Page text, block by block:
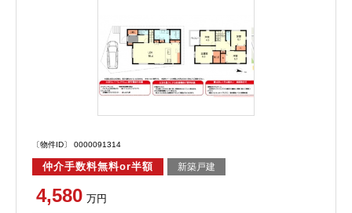
〔物件ID〕 0000091314
仲介手数料無料or半額 新築戸建
4,580 万円